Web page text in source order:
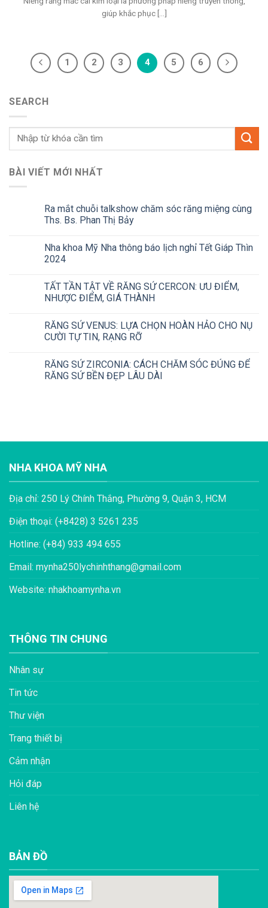
giúp khắc phục [...]
1 2 3 4 5 6
SEARCH
BÀI VIẾT MỚI NHẤT
Ra mắt chuỗi talkshow chăm sóc răng miệng cùng
Ths. Bs. Phan Thị Bảy
Nha khoa Mỹ Nha thông báo lịch nghỉ Tết Giáp Thìn
2024
TẤT TẦN TẬT VỀ RĂNG SỨ CERCON: ƯU ĐIỂM,
NHƯỢC ĐIỂM, GIÁ THÀNH
RĂNG SỨ VENUS: LỰA CHỌN HOÀN HẢO CHO NỤ
CƯỜI TỰ TIN, RẠNG RỠ
RĂNG SỨ ZIRCONIA: CÁCH CHĂM SÓC ĐÚNG ĐỂ
RĂNG SỨ BỀN ĐẸP LÂU DÀI
NHA KHOA MỸ NHA
Địa chỉ: 250 Lý Chính Thắng, Phường 9, Quận 3, HCM
Điện thoại: (+8428) 3 5261 235
Hotline: (+84) 933 494 655
Email: mynha250lychinhthang@gmail.com
Website: nhakhoamynha.vn
THÔNG TIN CHUNG
Nhân sự
Tin tức
Thư viện
Trang thiết bị
Cảm nhận
Hỏi đáp
Liên hệ
BẢN ĐỒ